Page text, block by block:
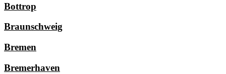
Bottrop
Braunschweig
Bremen
Bremerhaven